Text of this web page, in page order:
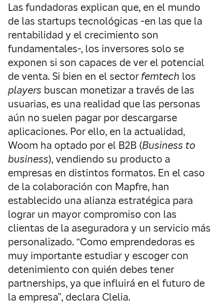
Las fundadoras explican que, en el mundo
de las startups tecnológicas -en las que la
rentabilidad y el crecimiento son
fundamentales-, los inversores solo se
exponen si son capaces de ver el potencial
de venta. Si bien en el sector femtech los
players buscan monetizar a través de las
usuarias, es una realidad que las personas
aún no suelen pagar por descargarse
aplicaciones. Por ello, en la actualidad,
Woom ha optado por el B2B (Business to
business), vendiendo su producto a
empresas en distintos formatos. En el caso
de la colaboración con Mapfre, han
establecido una alianza estratégica para
lograr un mayor compromiso con las
clientas de la aseguradora y un servicio más
personalizado. “Como emprendedoras es
muy importante estudiar y escoger con
detenimiento con quién debes tener
partnerships, ya que influirá en el futuro de
la empresa”, declara Clelia.